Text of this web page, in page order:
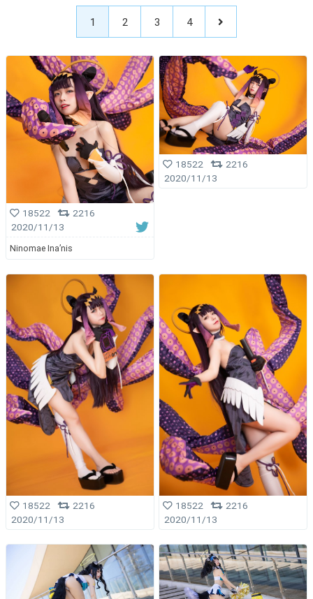
1 2 3 4
18522
2216
2020/11/13
Ninomae Ina’nis
18522
2216
2020/11/13
18522
2216
2020/11/13
18522
2216
2020/11/13